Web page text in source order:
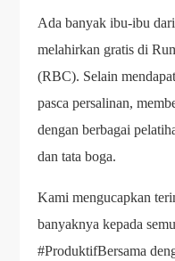
Ada banyak ibu-ibu
melahirkan gratis di
(RBC). Selain
pasca persalinan,
dengan berbagai
dan tata boga.
Kami mengucapkan
banyaknya kepada
#ProduktifBersama